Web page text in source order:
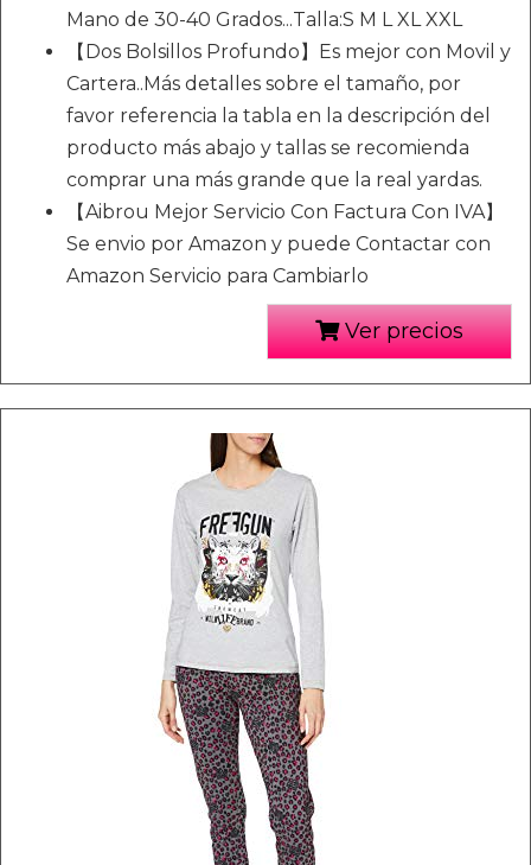
Mano de 30-40 Grados...Talla:S M L XL XXL
【Dos Bolsillos Profundo】Es mejor con Movil y
Cartera..Más detalles sobre el tamaño, por
favor referencia la tabla en la descripción del
producto más abajo y tallas se recomienda
comprar una más grande que la real yardas.
【Aibrou Mejor Servicio Con Factura Con IVA】
Se envio por Amazon y puede Contactar con
Amazon Servicio para Cambiarlo
Ver precios